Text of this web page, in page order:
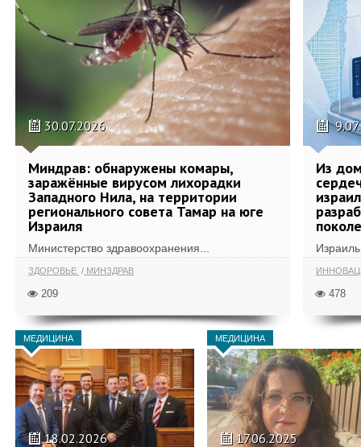
30.07.2026
Миндрав: обнаружены комары,
заражённые вирусом лихорадки
Западного Нила, на территории
регионального совета Тамар на юге
Израиля
Министерство здравоохранения...
ЗДОРОВЬЕ МИНЗДРАВ
209
Из
Израиль
478
МЕДИЦИНА
18.02.2026
МЕДИЦИНА
17.06.2025